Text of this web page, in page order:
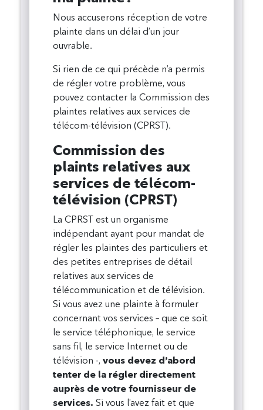
Nous accuserons réception de votre
plainte dans un délai d’un jour
ouvrable.
Si rien de ce qui précède n’a permis
de régler votre problème, vous
pouvez contacter la Commission des
plaintes relatives aux services de
télécom-télévision (CPRST).
Commission des
plaints relatives aux
services de télécom-
télévision (CPRST)
La CPRST est un organisme
indépendant ayant pour mandat de
régler les plaintes des particuliers et
des petites entreprises de détail
relatives aux services de
télécommunication et de télévision.
Si vous avez une plainte à formuler
concernant vos services – que ce soit
le service téléphonique, le service
sans fil, le service Internet ou de
télévision -, vous devez d’abord
tenter de la régler directement
auprès de votre fournisseur de
services. Si vous l’avez fait et que